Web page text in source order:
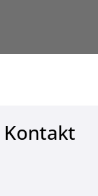
Kontakt